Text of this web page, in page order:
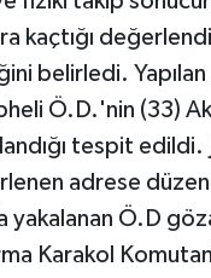
kaçtığı
belirledi. Yapılan
Ö.D.'nin (33)
tespit edildi.
adrese
Ö.D
Karakol